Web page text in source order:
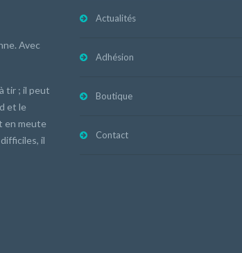
Avec
tir ; il peut
et le
en meute
il
Actualités
Adhésion
Boutique
Contact